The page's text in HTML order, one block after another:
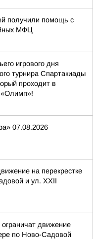
получили помощь с
МФЦ
игрового дня
турнира Спартакиады
проходит в
«Олимп»!
07.08.2026
на перекрестке
и ул. XXII
движение
по Ново-Садовой